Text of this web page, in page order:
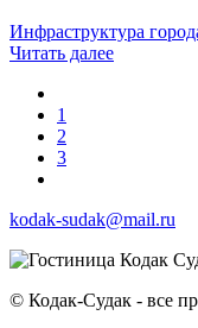
Инфраструктура
Читать далее
1
2
3
kodak-sudak@mail.ru
© Кодак-Судак - все